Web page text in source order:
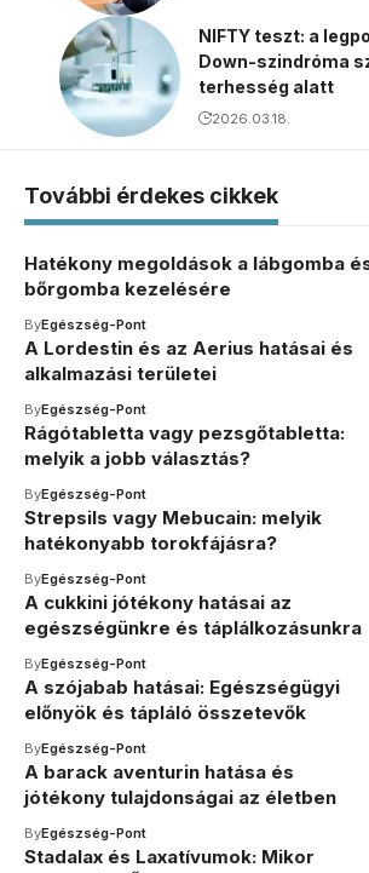
NIFTY teszt: a
Down-szindróma
terhesség alatt
2026.03.18.
További érdekes cikkek
Hatékony megoldások a lábgomba
bőrgomba kezelésére
ByEgészség-Pont
A Lordestin és az Aerius hatásai és
alkalmazási területei
ByEgészség-Pont
Rágótabletta vagy pezsgőtabletta:
melyik a jobb választás?
ByEgészség-Pont
Strepsils vagy Mebucain: melyik
hatékonyabb torokfájásra?
ByEgészség-Pont
A cukkini jótékony hatásai az
egészségünkre és táplálkozásunkra
ByEgészség-Pont
A szójabab hatásai: Egészségügyi
előnyök és tápláló összetevők
ByEgészség-Pont
A barack aventurin hatása és
jótékony tulajdonságai az életben
ByEgészség-Pont
Stadalax és Laxatívumok: Mikor